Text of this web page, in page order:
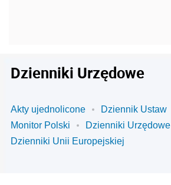
Dzienniki Urzędowe
Akty ujednolicone
Dziennik Ustaw
Monitor Polski
Dzienniki Urzędowe
Dzienniki Unii Europejskiej